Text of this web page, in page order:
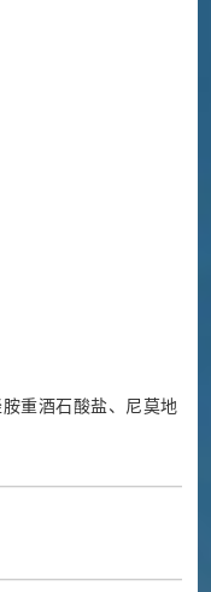
重酒石酸盐、尼莫地